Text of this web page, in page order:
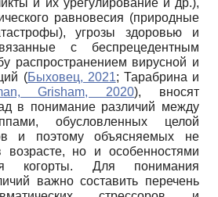
равновесия (природные
угрозы здоровью и
с беспрецедентным
распространением вирусной и
(Быховец, 2021; Тарабрина и
Grisham, 2020), вносят
в понимание различий между
обусловленных целой
и поэтому объясняемых не
возрасте, но и особенностями
когорты. Для понимания
важно составить перечень